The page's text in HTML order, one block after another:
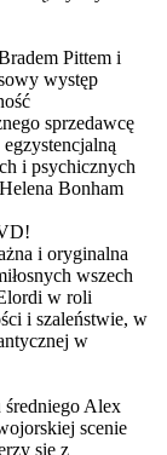
Pittem i
występ
sprzedawcę
i psychicznych
Bonham
i oryginalna
wszech
w roli
i szaleństwie, w
w
średniego Alex
scenie
się z